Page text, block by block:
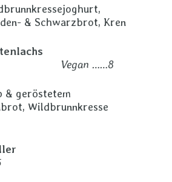
& Schwarzbrot, Kren
Vegan ……8
& geröstetem
Wildbrunnkresse